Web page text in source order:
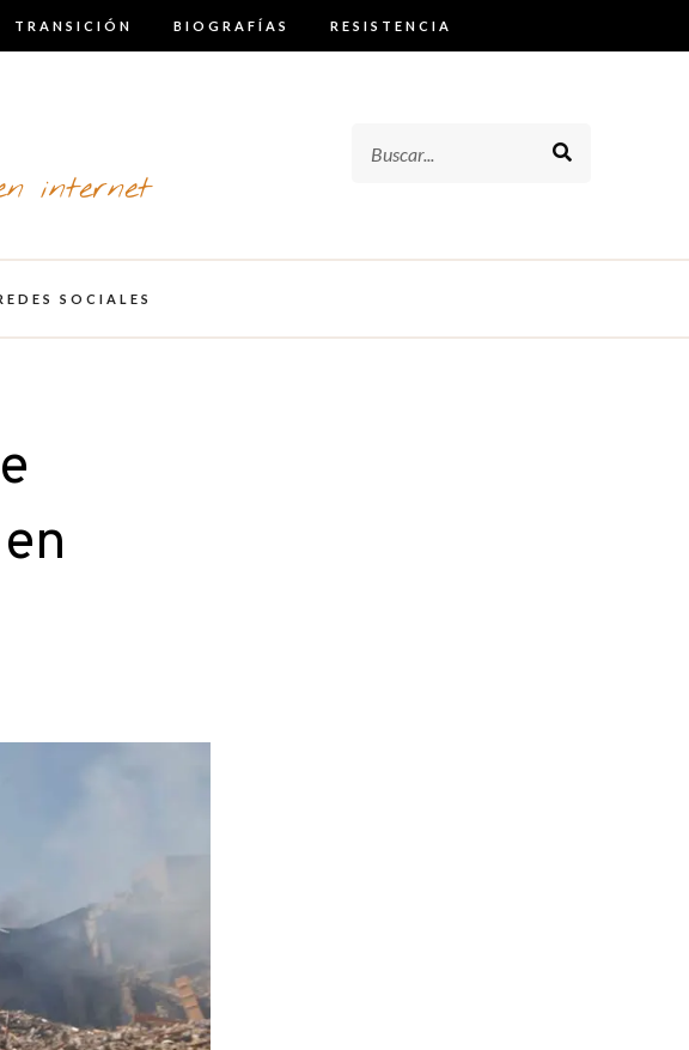
TRANSICIÓN BIOGRAFÍAS RESISTENCIA
internet
SOCIALES